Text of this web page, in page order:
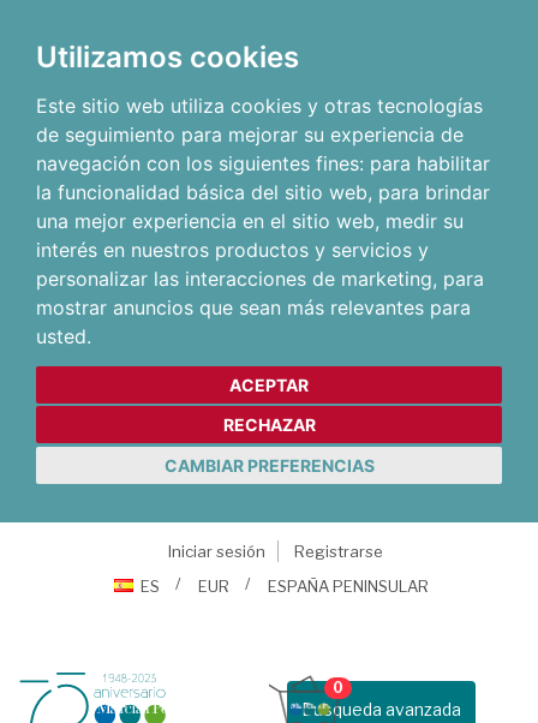
Utilizamos cookies
Este sitio web utiliza cookies y otras tecnologías
de seguimiento para mejorar su experiencia de
navegación con los siguientes fines: para habilitar
la funcionalidad básica del sitio web, para brindar
una mejor experiencia en el sitio web, medir su
interés en nuestros productos y servicios y
personalizar las interacciones de marketing, para
mostrar anuncios que sean más relevantes para
usted.
ACEPTAR
RECHAZAR
CAMBIAR PREFERENCIAS
Iniciar sesión
Registrarse
ES
EUR ESPAÑA PENINSULAR
Busqueda avanzada
0